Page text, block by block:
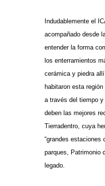
Indudablemente el
acompañado desde
entender la forma
los enterramientos
cerámica y piedra
habitaron esta
a través del tiempo
deben las mejores
Tierradentro, cuya
“grandes estaciones
parques, Patrimonio
legado.